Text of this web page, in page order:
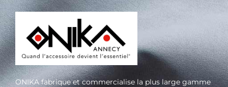
ONIKA fabrique et commercialise la plus large gamme